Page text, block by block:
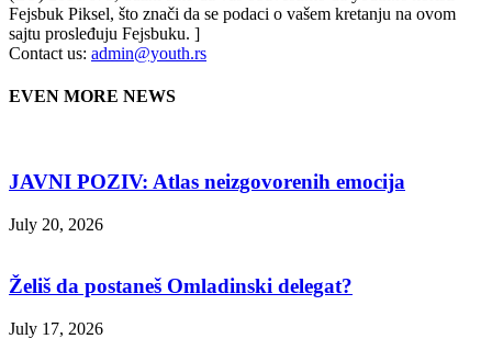
Fejsbuk Piksel, što znači da se podaci o vašem kretanju na ovom
sajtu prosleđuju Fejsbuku. ]
Contact us: admin@youth.rs
EVEN MORE NEWS
JAVNI POZIV: Atlas neizgovorenih emocija
July 20, 2026
Želiš da postaneš Omladinski delegat?
July 17, 2026